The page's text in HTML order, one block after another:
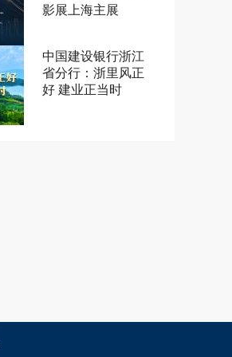
影展上海主展
中国建设银行浙江
省分行：浙里风正
好 建业正当时